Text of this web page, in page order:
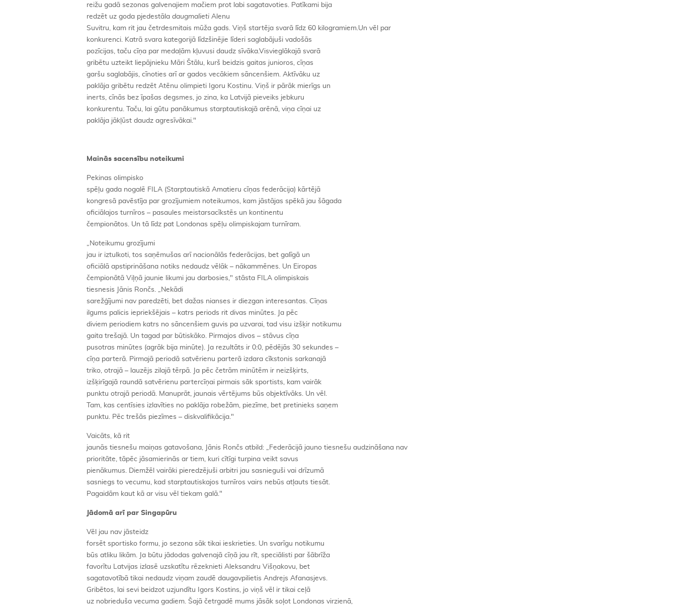
reižu gadā sezonas galvenajiem mačiem prot labi sagatavoties. Patīkami bija
redzēt uz goda pjedestāla daugmalieti Alenu
Suvitru, kam rit jau četrdesmitais mūža gads. Viņš startēja svarā līdz 60 kilogramiem.Un vēl par
konkurenci. Katrā svara kategorijā līdzšinējie līderi saglabājuši vadošās
pozīcijas, taču cīņa par medaļām kļuvusi daudz sīvāka.Visvieglākajā svarā
gribētu uzteikt liepājnieku Māri Štālu, kurš beidzis gaitas junioros, cīņas
garšu saglabājis, cīnoties arī ar gados vecākiem sāncenšiem. Aktīvāku uz
paklāja gribētu redzēt Atēnu olimpieti Igoru Kostinu. Viņš ir pārāk mierīgs un
inerts, cīnās bez īpašas degsmes, jo zina, ka Latvijā pieveiks jebkuru
konkurentu. Taču, lai gūtu panākumus starptautiskajā arēnā, viņa cīņai uz
paklāja jākļūst daudz agresīvākai."
Mainās sacensību noteikumi
Pekinas olimpisko
spēļu gada nogalē FILA (Starptautiskā Amatieru cīņas federācija) kārtējā
kongresā pavēstīja par grozījumiem noteikumos, kam jāstājas spēkā jau šāgada
oficiālajos turnīros – pasaules meistarsacīkstēs un kontinentu
čempionātos. Un tā līdz pat Londonas spēļu olimpiskajam turnīram.
„Noteikumu grozījumi
jau ir iztulkoti, tos saņēmušas arī nacionālās federācijas, bet galīgā un
oficiālā apstiprināšana notiks nedaudz vēlāk – nākammēnes. Un Eiropas
čempionātā Viļņā jaunie likumi jau darbosies," stāsta FILA olimpiskais
tiesnesis Jānis Rončs. „Nekādi
sarežģījumi nav paredzēti, bet dažas nianses ir diezgan interesantas. Cīņas
ilgums palicis iepriekšējais – katrs periods rit divas minūtes. Ja pēc
diviem periodiem katrs no sāncenšiem guvis pa uzvarai, tad visu izšķir notikumu
gaita trešajā. Un tagad par būtiskāko. Pirmajos divos – stāvus cīņa
pusotras minūtes (agrāk bija minūte). Ja rezultāts ir 0:0, pēdējās 30 sekundes –
cīņa parterā. Pirmajā periodā satvērienu parterā izdara cīkstonis sarkanajā
triko, otrajā – lauzējs zilajā tērpā. Ja pēc četrām minūtēm ir neizšķirts,
izšķirīgajā raundā satvērienu partercīņai pirmais sāk sportists, kam vairāk
punktu otrajā periodā. Manuprāt, jaunais vērtējums būs objektīvāks. Un vēl.
Tam, kas centīsies izlavīties no paklāja robežām, piezīme, bet pretinieks saņem
punktu. Pēc trešās piezīmes – diskvalifikācija."
Vaicāts, kā rit
jaunās tiesnešu maiņas gatavošana, Jānis Rončs atbild: „Federācijā jauno tiesnešu audzināšana nav
prioritāte, tāpēc jāsamierinās ar tiem, kuri cītīgi turpina veikt savus
pienākumus. Diemžēl vairāki pieredzējuši arbitri jau sasnieguši vai drīzumā
sasniegs to vecumu, kad starptautiskajos turnīros vairs nebūs atļauts tiesāt.
Pagaidām kaut kā ar visu vēl tiekam galā."
Jādomā arī par Singapūru
Vēl jau nav jāsteidz
forsēt sportisko formu, jo sezona sāk tikai ieskrieties. Un svarīgu notikumu
būs atliku likām. Ja būtu jādodas galvenajā cīņā jau rīt, speciālisti par šābrīža
favorītu Latvijas izlasē uzskatītu rēzeknieti Aleksandru Višņakovu, bet
sagatavotībā tikai nedaudz viņam zaudē daugavpilietis Andrejs Afanasjevs.
Gribētos, lai sevi beidzot uzjundītu Igors Kostins, jo viņš vēl ir tikai ceļā
uz nobrieduša vecuma gadiem. Šajā četrgadē mums jāsāk soļot Londonas virzienā,